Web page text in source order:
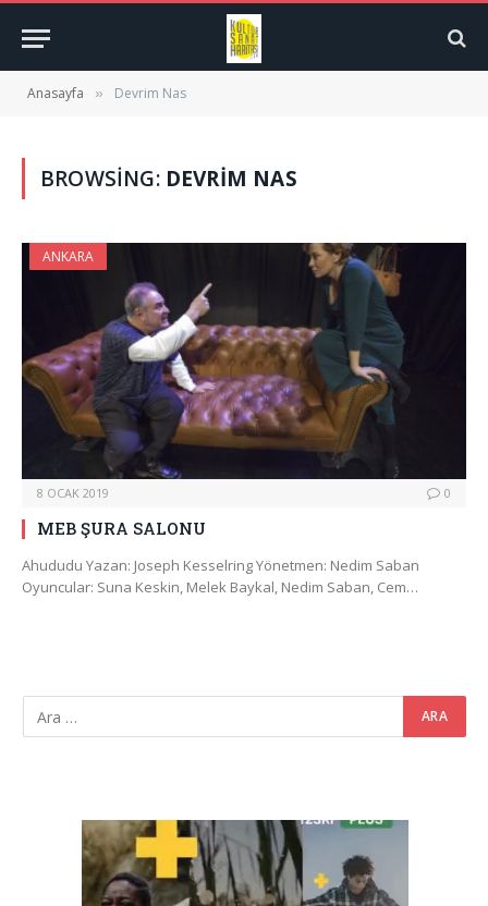
Anasayfa » Devrim Nas
BROWSING: DEVRIM NAS
ANKARA
8 OCAK 2019 0
MEB ŞURA SALONU
Ahududu Yazan: Joseph Kesselring Yönetmen: Nedim Saban
Oyuncular: Suna Keskin, Melek Baykal, Nedim Saban, Cem…
Video
oynatıcı